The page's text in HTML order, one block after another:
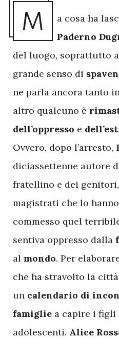
M a cosa ha
Paderno
del luogo, soprattutto
grande senso di
ne parla ancora tanto
altro qualcuno è
dell’oppresso e
Ovvero, dopo l’arresto,
diciassettenne autore
fratellino e dei
magistrati che lo
commesso quel
sentiva oppresso dalla
al mondo. Per
che ha stravolto la
un calendario di
famiglie a capire i figli
adolescenti. Alice